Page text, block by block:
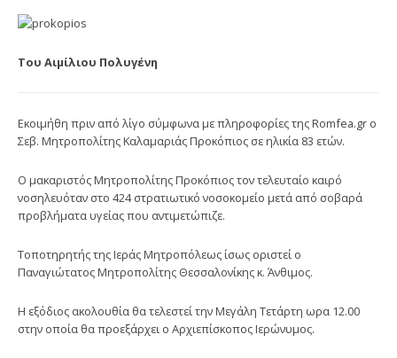
Του Αιμίλιου Πολυγένη
Εκοιμήθη πριν από λίγο σύμφωνα με πληροφορίες της Romfea.gr ο
Σεβ. Μητροπολίτης Καλαμαριάς Προκόπιος σε ηλικία 83 ετών.
Ο μακαριστός Μητροπολίτης Προκόπιος τον τελευταίο καιρό
νοσηλευόταν στο 424 στρατιωτικό νοσοκομείο μετά από σοβαρά
προβλήματα υγείας που αντιμετώπιζε.
Τοποτηρητής της Ιεράς Μητροπόλεως ίσως οριστεί ο
Παναγιώτατος Μητροπολίτης Θεσσαλονίκης κ. Άνθιμος.
Η εξόδιος ακολουθία θα τελεστεί την Μεγάλη Τετάρτη ωρα 12.00
στην οποία θα προεξάρχει ο Αρχιεπίσκοπος Ιερώνυμος.